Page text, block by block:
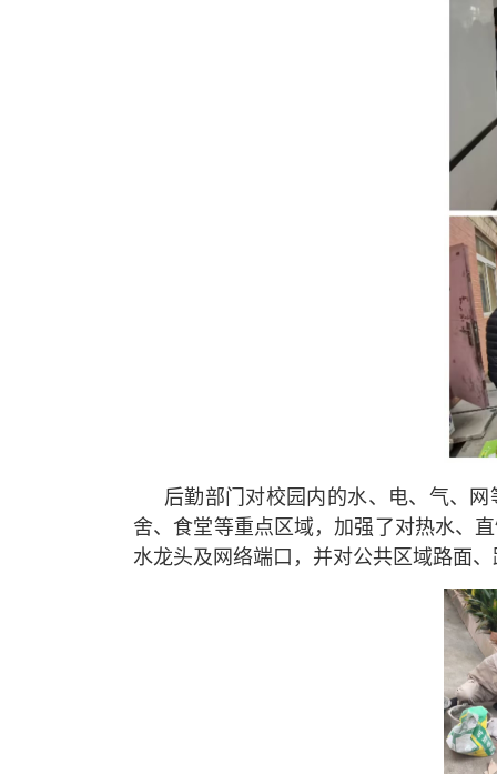
后勤部门对校园内的水、电、气、
舍、食堂等重点区域，加强了对热水、
水龙头及网络端口，并对公共区域路面